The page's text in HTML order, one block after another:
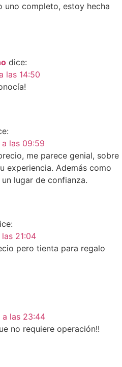
uno completo, estoy hecha
dice:
las 14:50
las 09:59
me parece genial, sobre
experiencia. Además como
lugar de confianza.
21:04
pero tienta para regalo
las 23:44
no requiere operación!!